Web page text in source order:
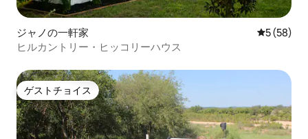
ジャノの一軒家 レビュー
5 (58)
ヒルカントリー・ヒッコリーハウス
ゲストチョイス
ゲストチョイス